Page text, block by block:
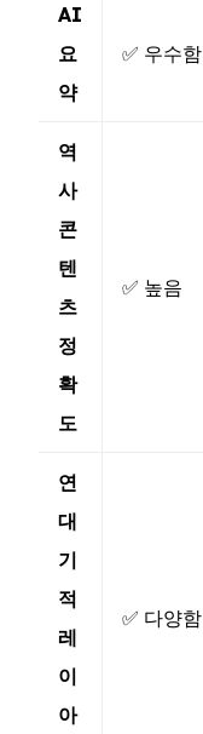
AI
요
약
✅ 우수함
역
사
콘
텐
츠
정
확
도
✅ 높음
연
대
기
적
레
이
아
✅ 다양함